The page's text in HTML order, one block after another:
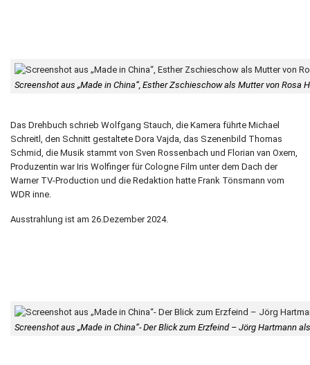
Screenshot aus „Made in China“, Esther Zschieschow als Mutter von Rosa
Das Drehbuch schrieb Wolfgang Stauch, die Kamera führte Michael
Schreitl, den Schnitt gestaltete Dora Vajda, das Szenenbild Thomas
Schmid, die Musik stammt von Sven Rossenbach und Florian van Oxem,
Produzentin war Iris Wolfinger für Cologne Film unter dem Dach der
Warner TV-Production und die Redaktion hatte Frank Tönsmann vom
WDR inne.
Ausstrahlung ist am 26.Dezember 2024.
Screenshot aus „Made in China“- Der Blick zum Erzfeind – Jörg Hartmann